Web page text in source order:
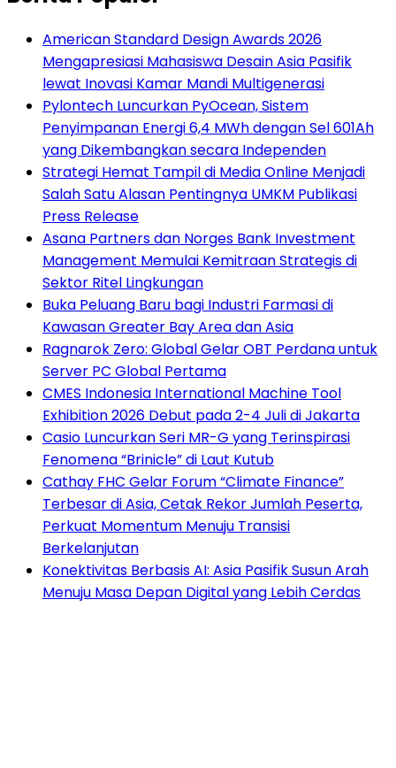
American Standard Design Awards 2026
Mengapresiasi Mahasiswa Desain Asia Pasifik
lewat Inovasi Kamar Mandi Multigenerasi
Pylontech Luncurkan PyOcean, Sistem
Penyimpanan Energi 6,4 MWh dengan Sel 601Ah
yang Dikembangkan secara Independen
Strategi Hemat Tampil di Media Online Menjadi
Salah Satu Alasan Pentingnya UMKM Publikasi
Press Release
Asana Partners dan Norges Bank Investment
Management Memulai Kemitraan Strategis di
Sektor Ritel Lingkungan
Buka Peluang Baru bagi Industri Farmasi di
Kawasan Greater Bay Area dan Asia
Ragnarok Zero: Global Gelar OBT Perdana untuk
Server PC Global Pertama
CMES Indonesia International Machine Tool
Exhibition 2026 Debut pada 2-4 Juli di Jakarta
Casio Luncurkan Seri MR-G yang Terinspirasi
Fenomena “Brinicle” di Laut Kutub
Cathay FHC Gelar Forum “Climate Finance”
Terbesar di Asia, Cetak Rekor Jumlah Peserta,
Perkuat Momentum Menuju Transisi
Berkelanjutan
Konektivitas Berbasis AI: Asia Pasifik Susun Arah
Menuju Masa Depan Digital yang Lebih Cerdas